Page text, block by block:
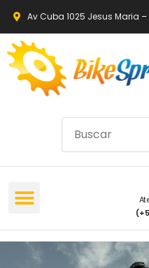
Av Cuba 1025 Jesus Maria –